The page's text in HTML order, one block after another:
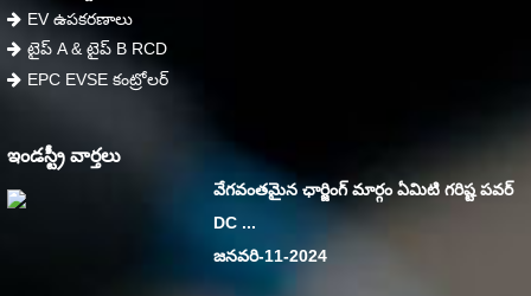
EV ఉపకరణాలు
టైప్ A & టైప్ B RCD
EPC EVSE కంట్రోలర్
ఇండస్ట్రీ వార్తలు
వేగవంతమైన ఛార్జింగ్ మార్గం ఏమిటి గరిష్ట పవర్
DC ...
జనవరి-11-2024